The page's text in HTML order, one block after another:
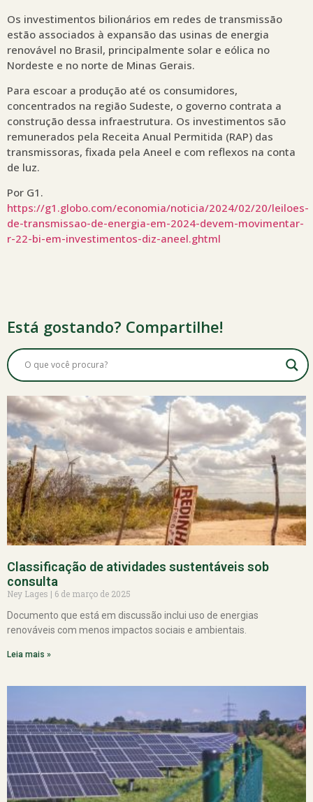
Os investimentos bilionários em redes de transmissão
estão associados à expansão das usinas de energia
renovável no Brasil, principalmente solar e eólica no
Nordeste e no norte de Minas Gerais.
Para escoar a produção até os consumidores,
concentrados na região Sudeste, o governo contrata a
construção dessa infraestrutura. Os investimentos são
remunerados pela Receita Anual Permitida (RAP) das
transmissoras, fixada pela Aneel e com reflexos na conta
de luz.
Por G1.
https://g1.globo.com/economia/noticia/2024/02/20/leiloes-
de-transmissao-de-energia-em-2024-devem-movimentar-
r-22-bi-em-investimentos-diz-aneel.ghtml
Está gostando? Compartilhe!
Classificação de atividades sustentáveis sob
consulta
Ney Lages
6 de março de 2025
Documento que está em discussão inclui uso de energias
renováveis com menos impactos sociais e ambientais.
Leia mais »